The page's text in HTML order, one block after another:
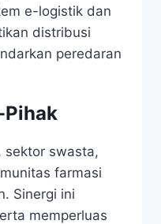
e-logistik dan
distribusi
peredaran
sektor swasta,
farmasi
Sinergi ini
memperluas